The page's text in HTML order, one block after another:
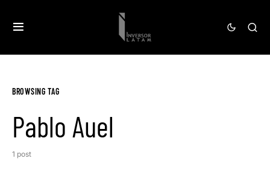
BROWSING TAG
Pablo Auel
1 post